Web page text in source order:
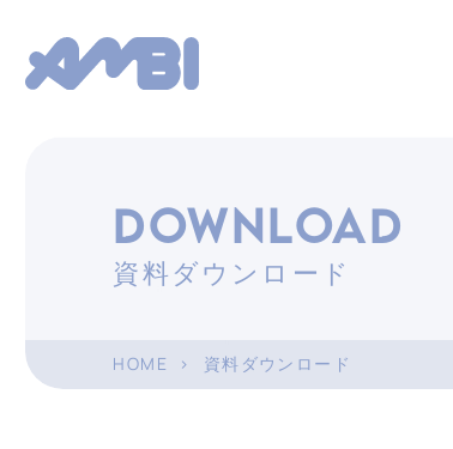
DOWNLOAD
資料ダウンロード
HOME > 資料ダウンロード